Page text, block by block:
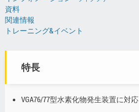
資料
関連情報
トレーニング&イベント
特長
VGA76/77型水素化物発生装置に対応